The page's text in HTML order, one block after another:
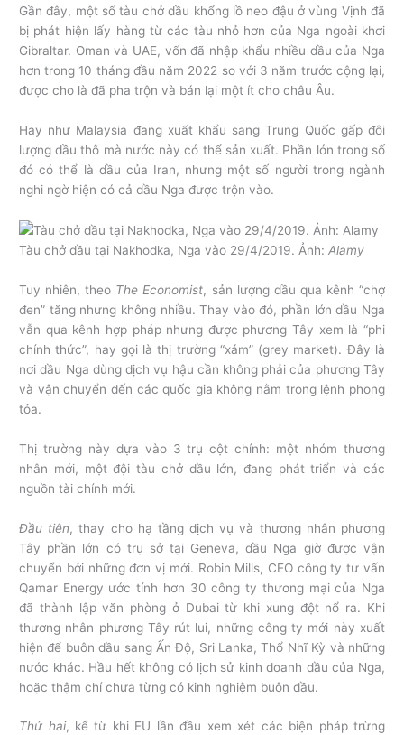
Gần đây, một số tàu chở dầu khổng lồ neo đậu ở vùng Vịnh đã
bị phát hiện lấy hàng từ các tàu nhỏ hơn của Nga ngoài khơi
Gibraltar. Oman và UAE, vốn đã nhập khẩu nhiều dầu của Nga
hơn trong 10 tháng đầu năm 2022 so với 3 năm trước cộng lại,
được cho là đã pha trộn và bán lại một ít cho châu Âu.
Hay như Malaysia đang xuất khẩu sang Trung Quốc gấp đôi
lượng dầu thô mà nước này có thể sản xuất. Phần lớn trong số
đó có thể là dầu của Iran, nhưng một số người trong ngành
nghi ngờ hiện có cả dầu Nga được trộn vào.
Tàu chở dầu tại Nakhodka, Nga vào 29/4/2019. Ảnh:Alamy
Tuy nhiên, theo The Economist, sản lượng dầu qua kênh “chợ
đen” tăng nhưng không nhiều. Thay vào đó, phần lớn dầu Nga
vẫn qua kênh hợp pháp nhưng được phương Tây xem là “phi
chính thức”, hay gọi là thị trường “xám” (grey market). Đây là
nơi dầu Nga dùng dịch vụ hậu cần không phải của phương Tây
và vận chuyển đến các quốc gia không nằm trong lệnh phong
tỏa.
Thị trường này dựa vào 3 trụ cột chính: một nhóm thương
nhân mới, một đội tàu chở dầu lớn, đang phát triển và các
nguồn tài chính mới.
Đầu tiên, thay cho hạ tầng dịch vụ và thương nhân phương
Tây phần lớn có trụ sở tại Geneva, dầu Nga giờ được vận
chuyển bởi những đơn vị mới. Robin Mills, CEO công ty tư vấn
Qamar Energy ước tính hơn 30 công ty thương mại của Nga
đã thành lập văn phòng ở Dubai từ khi xung đột nổ ra. Khi
thương nhân phương Tây rút lui, những công ty mới này xuất
hiện để buôn dầu sang Ấn Độ, Sri Lanka, Thổ Nhĩ Kỳ và những
nước khác. Hầu hết không có lịch sử kinh doanh dầu của Nga,
hoặc thậm chí chưa từng có kinh nghiệm buôn dầu.
Thứ hai, kể từ khi EU lần đầu xem xét các biện pháp trừng